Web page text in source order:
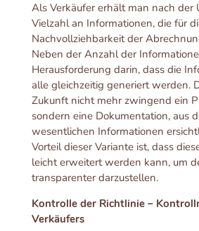
Als Verkäufer erhält man nach der
Vielzahl an Informationen, die für
Nachvollziehbarkeit der
Neben der Anzahl der
Herausforderung darin, dass die
alle gleichzeitig generiert werden.
Zukunft nicht mehr zwingend ein
sondern eine Dokumentation, aus
wesentlichen Informationen
Vorteil dieser Variante ist, dass
leicht erweitert werden kann, um
transparenter darzustellen.
Kontrolle der Richtlinie –
Verkäufers